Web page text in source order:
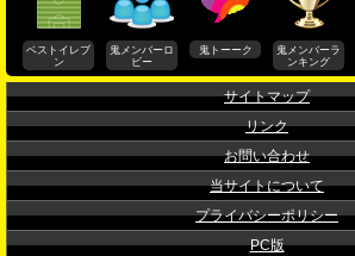
ベストイレブ
ン
鬼メンバーロ
ビー
鬼トーーク
鬼メンバーラ
ンキング
サイトマップ
リンク
お問い合わせ
当サイトについて
プライバシーポリシー
PC版